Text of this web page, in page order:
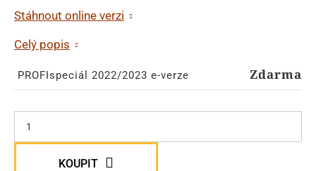
Stáhnout online verzi
Celý popis
PROFIspeciál 2022/2023 e-verze Zdarma
KOUPIT